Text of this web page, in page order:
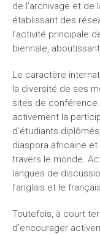
de l’archivage et de
établissant des
l’activité principale
biennale,
Le caractère
la diversité de ses
sites de
activement la
d’étudiants
diaspora africaine et
travers le monde.
langues de
l’anglais et le français.
Toutefois, à court
d’encourager